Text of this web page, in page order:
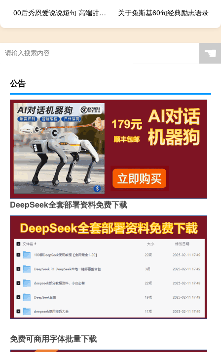
00后秀恩爱说说短句 高端甜蜜简短爱情说说
关于兔斯基60句经典励志语录
☚
公告
DeepSeek全套部署资料免费下载
免费可商用字体批量下载